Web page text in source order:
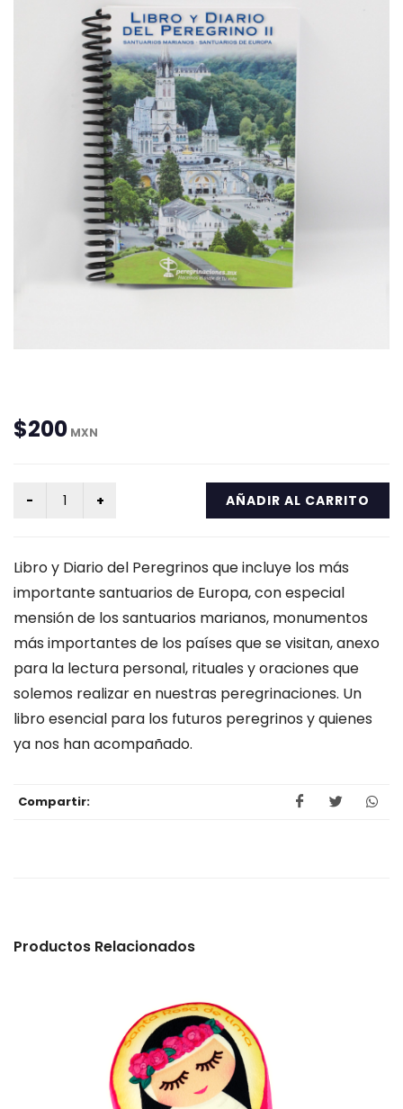
$200 MXN
AÑADIR AL CARRITO
Libro y Diario del Peregrinos que incluye los más
importante santuarios de Europa, con especial
mensión de los santuarios marianos, monumentos
más importantes de los países que se visitan, anexo
para la lectura personal, rituales y oraciones que
solemos realizar en nuestras peregrinaciones. Un
libro esencial para los futuros peregrinos y quienes
ya nos han acompañado.
Compartir:
Productos Relacionados